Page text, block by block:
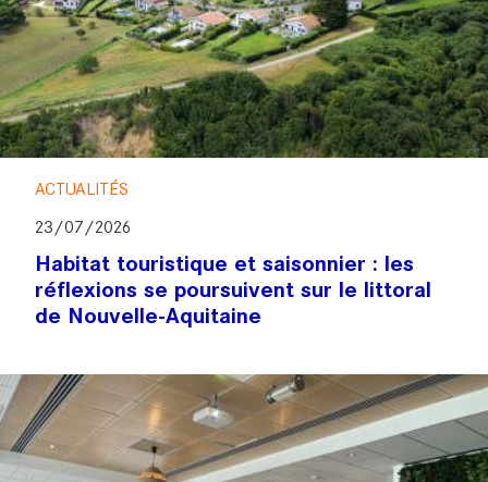
ACTUALITÉS
23/07/2026
Habitat touristique et saisonnier : les
réflexions se poursuivent sur le littoral
de Nouvelle-Aquitaine